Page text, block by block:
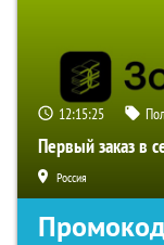
12:15:24
Первый заказ в
Россия